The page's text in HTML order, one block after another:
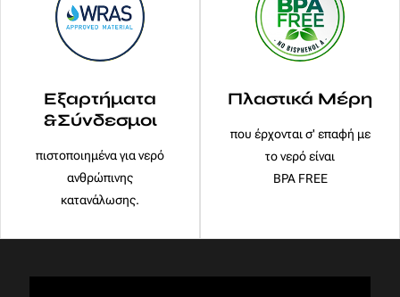
Εξαρτήματα
&Σύνδεσμοι
πιστοποιημένα για νερό
ανθρώπινης
κατανάλωσης.
Πλαστικά Μέρη
που έρχονται σ' επαφή με
το νερό είναι
BPA FREE